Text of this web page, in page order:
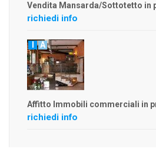
Vendita Mansarda/Sottotetto in
richiedi info
A
Affitto Immobili commerciali in
richiedi info